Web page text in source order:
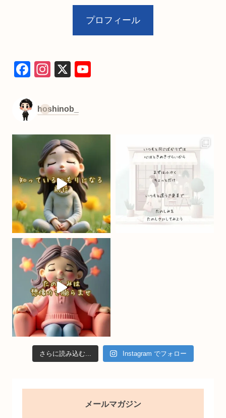
プロフィール
F
c
e
b
o
k
In
a
gr
a
m
X
u
C
h
a
n
n
el
hoshinob_
さらに読み込む... Instagram でフォロー
メールマガジン